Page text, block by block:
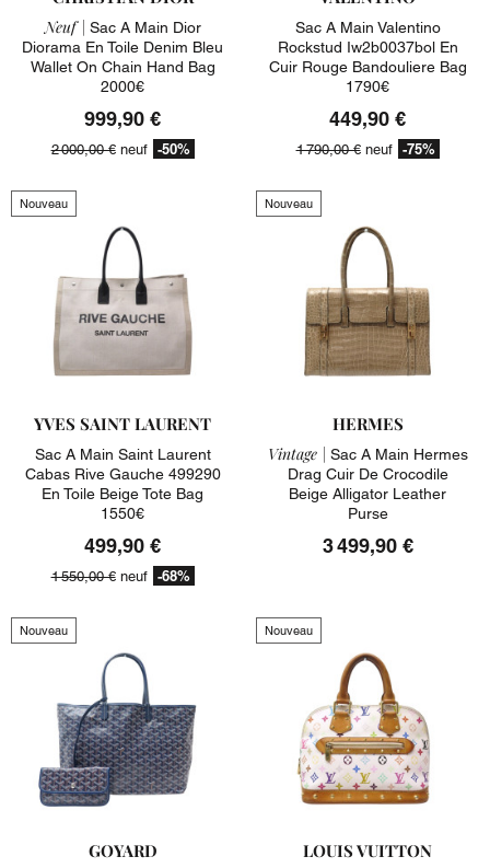
Neuf | Sac A Main Dior
Diorama En Toile Denim Bleu
Wallet On Chain Hand Bag
2000€
999,90 €
2 000,00 €neuf -50%
Sac A Main Valentino
Rockstud Iw2b0037bol En
Cuir Rouge Bandouliere Bag
1790€
449,90 €
1 790,00 €neuf -75%
Nouveau
YVES SAINT LAURENT
Sac A Main Saint Laurent
Cabas Rive Gauche 499290
En Toile Beige Tote Bag
1550€
499,90 €
1 550,00 €neuf -68%
Nouveau
HERMES
Vintage | Sac A Main Hermes
Drag Cuir De Crocodile
Beige Alligator Leather
Purse
3 499,90 €
Nouveau
GOYARD
Nouveau
LOUIS VUITTON